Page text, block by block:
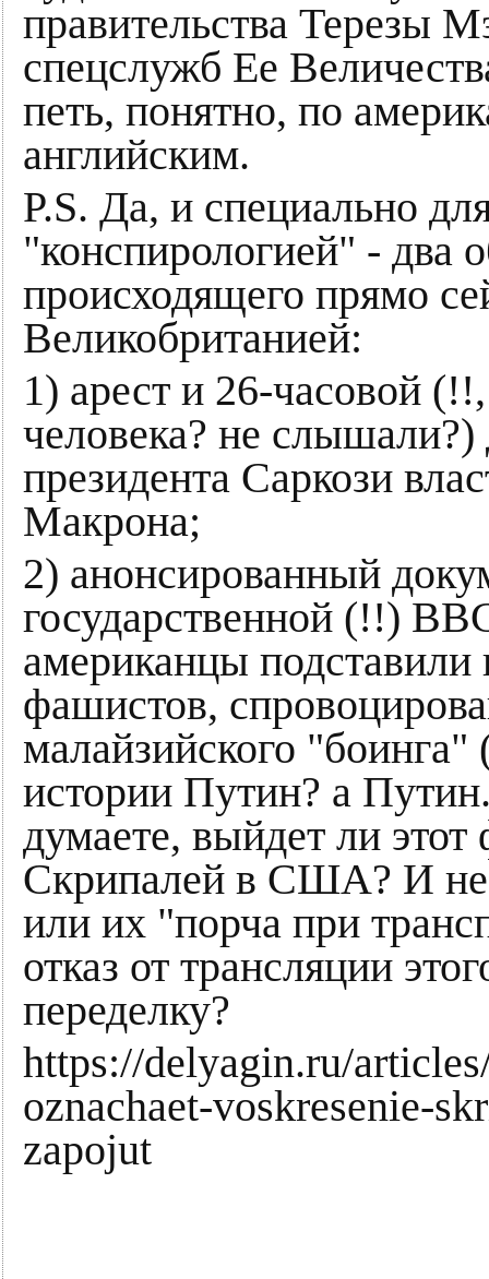
правительства Терезы
спецслужб Ее
петь, понятно, по
английским.
P.S. Да, и специально
"конспирологией" - два
происходящего прямо
Великобританией:
1) арест и 26-часовой
человека? не слышали?)
президента Саркози
Макрона;
2) анонсированный
государственной (!!)
американцы подставили
фашистов,
малайзийского "боинга"
истории Путин? а
думаете, выйдет ли
Скрипалей в США? И не
или их "порча при
отказ от трансляции
переделку?
https://delyagin.ru/
oznachaet-voskresenie-
zapojut